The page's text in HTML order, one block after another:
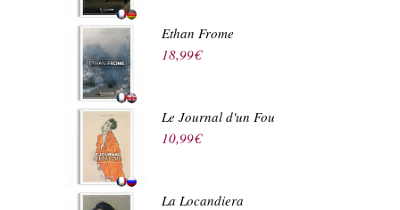
Ethan Frome
18,99€
Le Journal d'un Fou
10,99€
La Locandiera